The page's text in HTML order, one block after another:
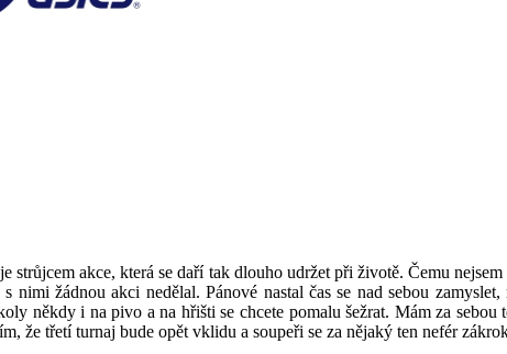
strůjcem akce, která se daří tak dlouho udržet při životě. Čemu
žádnou akci nedělal. Pánové nastal čas se nad sebou
někdy i na pivo a na hřišti se chcete pomalu šežrat. Mám za
že třetí turnaj bude opět vklidu a soupeři se za nějaký ten nefér